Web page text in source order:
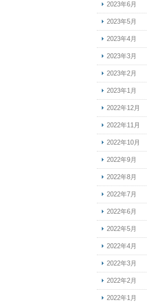
2023年6月
2023年5月
2023年4月
2023年3月
2023年2月
2023年1月
2022年12月
2022年11月
2022年10月
2022年9月
2022年8月
2022年7月
2022年6月
2022年5月
2022年4月
2022年3月
2022年2月
2022年1月